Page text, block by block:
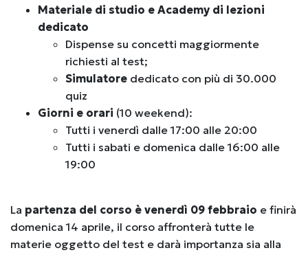
Materiale di studio e Academy di lezioni
dedicato
Dispense su concetti maggiormente
richiesti al test;
Simulatore dedicato con più di 30.000
quiz
Giorni e orari (10 weekend):
Tutti i venerdì dalle 17:00 alle 20:00
Tutti i sabati e domenica dalle 16:00 alle
19:00
La partenza del corso è venerdì 09 febbraio e finirà
domenica 14 aprile, il corso affronterà tutte le
materie oggetto del test e darà importanza sia alla